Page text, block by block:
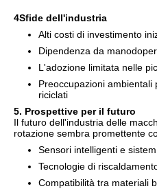
4Sfide dell'industria
Alti costi di investimento
Dipendenza da
L'adozione limitata nelle
Preoccupazioni ambientali
riciclati
5. Prospettive per il futuro
Il futuro dell'industria delle
rotazione sembra promettente
Sensori intelligenti e
Tecnologie di
Compatibilità tra materiali